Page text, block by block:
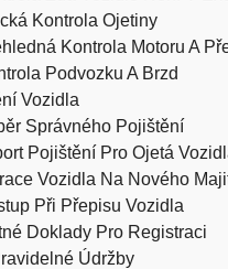
Kontrola Ojetiny
Kontrola Motoru A
Podvozku A Brzd
Vozidla
Správného Pojištění
Pojištění Pro Ojetá
Vozidla Na Nového
Při Přepisu Vozidla
Doklady Pro Registraci
Údržby